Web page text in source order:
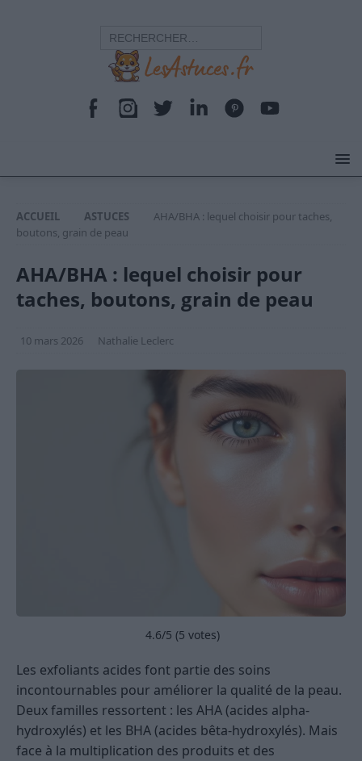
ACCUEIL ASTUCES
AHA/BHA : lequel choisir pour taches,
boutons, grain de peau
AHA/BHA : lequel choisir pour
taches, boutons, grain de peau
10 mars 2026 Nathalie Leclerc
4.6/5 (5 votes)
Les exfoliants acides font partie des soins
incontournables pour améliorer la qualité de la peau.
Deux familles ressortent : les AHA (acides alpha-
hydroxylés) et les BHA (acides bêta-hydroxylés). Mais
face à la multiplication des produits et des